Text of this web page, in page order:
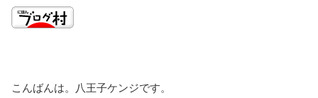
こんばんは。八王子ケンジです。